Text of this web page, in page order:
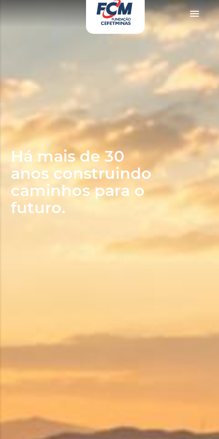
menu
zevki doruklarda yaşatan olgun matematik öğretmeninin yıllardır yarak
Há mais de 30
anos construindo
caminhos para o
futuro.